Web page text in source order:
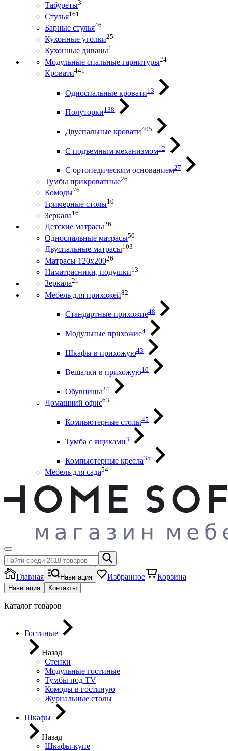
Табуреты3
Стулья161
Барные стулья46
Кухонные уголки25
Кухонные диваны1
Модульные спальные гарнитуры24
Кровати441
Односпальные кровати13
Полуторки138
Двуспальные кровати405
С подъемным механизмом12
С ортопедическим основанием27
Тумбы прикроватные26
Комоды76
Гримерные столы10
Зеркала16
Детские матрасы26
Односпальные матрасы50
Двуспальные матрасы103
Матрасы 120х20026
Наматрасники, подушки13
Зеркала21
Мебель для прихожей82
Стандартные прихожие48
Модульные прихожие4
Шкафы в прихожую43
Вешалки в прихожую10
Обувницы24
Домашний офис63
Компьютерные столы45
Тумба с ящиками3
Компьютерные кресла35
Мебель для сада54
Главная Навигация Избранное Корзина
Навигация Контакты
Каталог товаров
Гостиные
Назад
Стенки
Модульные гостиные
Тумбы под ТV
Комоды в гостиную
Журнальные столы
Шкафы
Назад
Шкафы-купе